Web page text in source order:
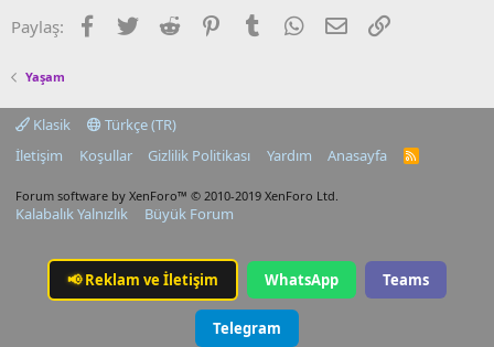
Paylaş: Facebook
TwitterReddit PinterestTumblrWhatsApp
E-postaLink
Yaşam
Klasik
Türkçe (TR)
İletişim
Koşullar Gizlilik Politikası Yardım Anasayfa
R
Forum software by XenForo™ © 2010-2019 XenForo Ltd.
Kalabalık Yalnızlık Büyük Forum
📢Reklam ve İletişim WhatsApp Teams
Telegram